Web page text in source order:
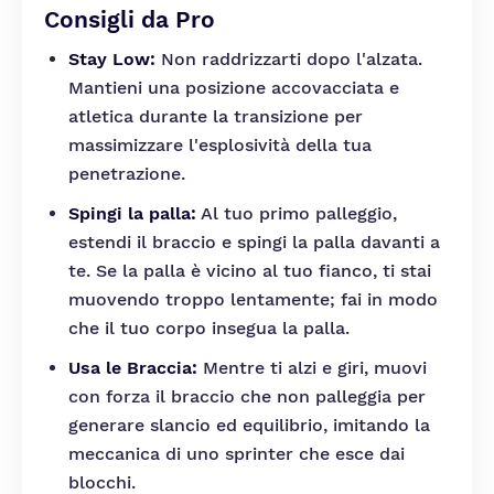
Consigli da Pro
Stay Low: Non raddrizzarti dopo l'alzata.
Mantieni una posizione accovacciata e
atletica durante la transizione per
massimizzare l'esplosività della tua
penetrazione.
Spingi la palla: Al tuo primo palleggio,
estendi il braccio e spingi la palla davanti a
te. Se la palla è vicino al tuo fianco, ti stai
muovendo troppo lentamente; fai in modo
che il tuo corpo insegua la palla.
Usa le Braccia: Mentre ti alzi e giri, muovi
con forza il braccio che non palleggia per
generare slancio ed equilibrio, imitando la
meccanica di uno sprinter che esce dai
blocchi.